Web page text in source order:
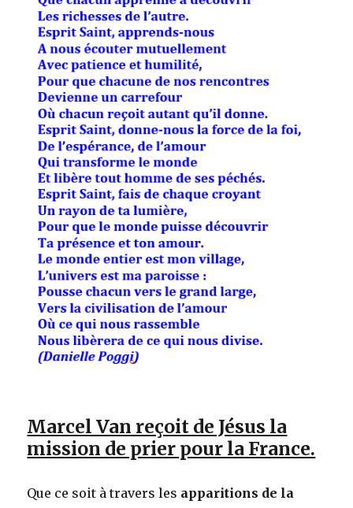
Marcel Van reçoit de Jésus la
mission de prier pour la France.
Que ce soit à travers les apparitions de la